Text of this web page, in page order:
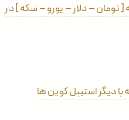
[ تومان – دلار – یورو – سکه ] در
با دیگر استیبل کوین ها